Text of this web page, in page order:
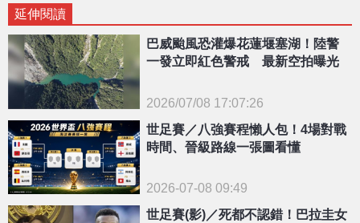
延伸閱讀
{PLAYICON}
巴威颱風恐灌爆花蓮堰塞湖！陸警
一發立即紅色警戒 最新空拍曝光
2026/07/08 17:07:26
世足賽／八強賽程懶人包！4場對戰
時間、晉級路線一張圖看懂
2026-07-08 09:49
世足賽(影)／死都不認錯！巴拉圭女